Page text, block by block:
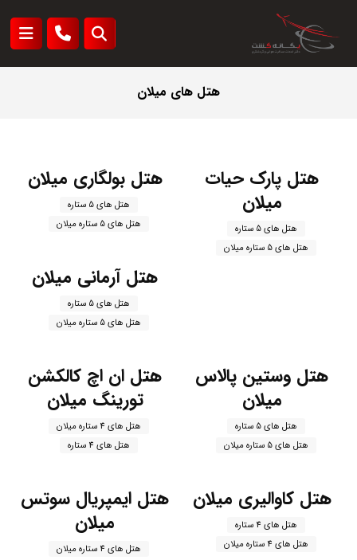
هتل های میلان
هتل پارک حیات
میلان
هتل های 5 ستاره
هتل های 5 ستاره میلان
هتل بولگاری میلان
هتل های 5 ستاره
هتل های 5 ستاره میلان
هتل آرمانی میلان
هتل های 5 ستاره
هتل های 5 ستاره میلان
هتل وستین پالاس
میلان
هتل های 5 ستاره
هتل های 5 ستاره میلان
هتل ان اچ کالکشن
تورینگ میلان
هتل های 4 ستاره میلان
هتل های 4 ستاره
هتل کاوالیری میلان
هتل های 4 ستاره
هتل های 4 ستاره میلان
هتل ایمپریال سوتس
میلان
هتل های 4 ستاره میلان